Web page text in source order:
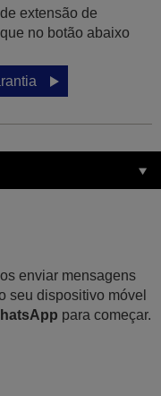
extensão de
no botão abaixo
enviar mensagens
seu dispositivo móvel
para começar.